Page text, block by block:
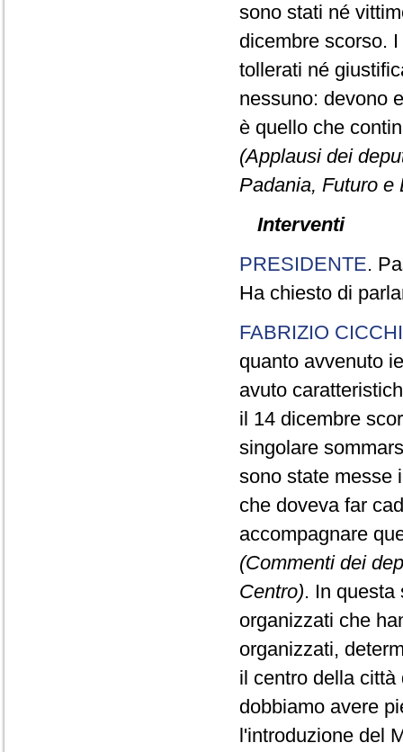
sono stati né
dicembre scorso.
tollerati né
nessuno: devono
è quello che
(Applausi dei
Padania, Futuro e
Interventi
PRESIDENTE.
Ha chiesto di
FABRIZIO
quanto avvenuto
avuto
il 14 dicembre
singolare
sono state messe
che doveva far
accompagnare
(Commenti dei
Centro). In questa
organizzati che
organizzati,
il centro della
dobbiamo avere
l'introduzione del